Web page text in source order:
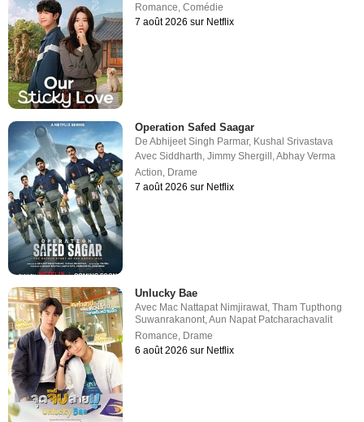
Romance,Comédie
7 août 2026 sur Netflix
Operation Safed Saagar
DeAbhijeet Singh Parmar, Kushal Srivastava
AvecSiddharth,Jimmy Shergill ,Abhay Verma
Action, Drame
7 août 2026 sur Netflix
Unlucky Bae
Avec Mac Nattapat Nimjirawat ,Tham Tupthong
Suwanrakanont ,Aun Napat Patcharachavalit
Romance Drame
6 août 2026 sur Netflix